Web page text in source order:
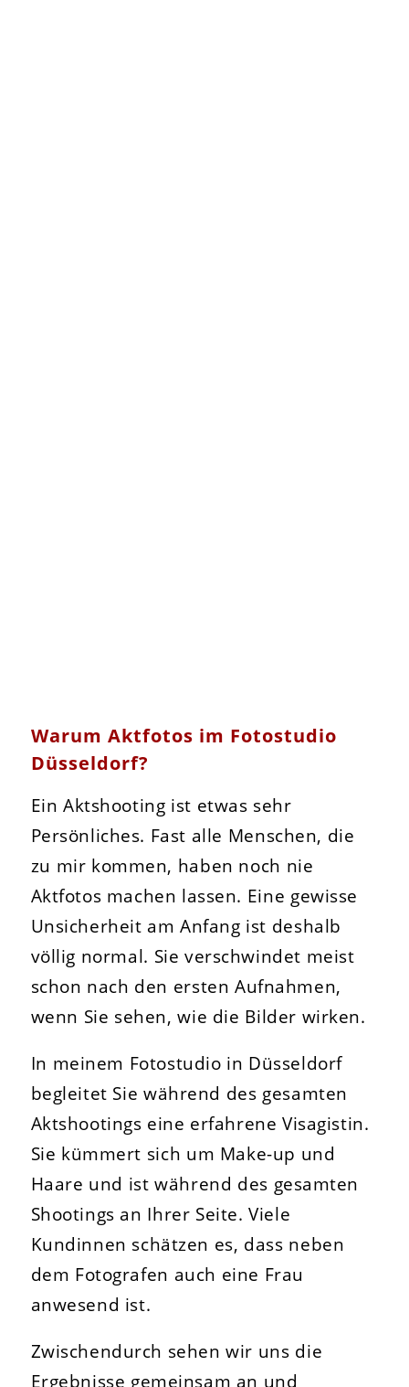
Warum Aktfotos im Fotostudio
Düsseldorf?
Ein Aktshooting ist etwas sehr
Persönliches. Fast alle Menschen, die
zu mir kommen, haben noch nie
Aktfotos machen lassen. Eine gewisse
Unsicherheit am Anfang ist deshalb
völlig normal. Sie verschwindet meist
schon nach den ersten Aufnahmen,
wenn Sie sehen, wie die Bilder wirken.
In meinem Fotostudio in Düsseldorf
begleitet Sie während des gesamten
Aktshootings eine erfahrene Visagistin.
Sie kümmert sich um Make-up und
Haare und ist während des gesamten
Shootings an Ihrer Seite. Viele
Kundinnen schätzen es, dass neben
dem Fotografen auch eine Frau
anwesend ist.
Zwischendurch sehen wir uns die
Ergebnisse gemeinsam an und